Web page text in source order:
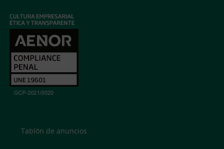
Tablón de anuncios